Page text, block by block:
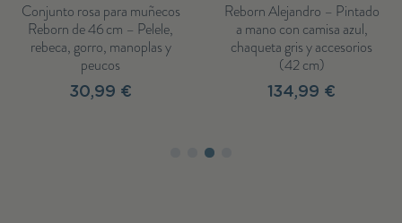
Conjunto rosa para muñecos
Reborn de 46 cm – Pelele,
rebeca, gorro, manoplas y
peucos
30,99 €
Reborn Alejandro – Pintado
a mano con camisa azul,
chaqueta gris y accesorios
(42 cm)
134,99 €